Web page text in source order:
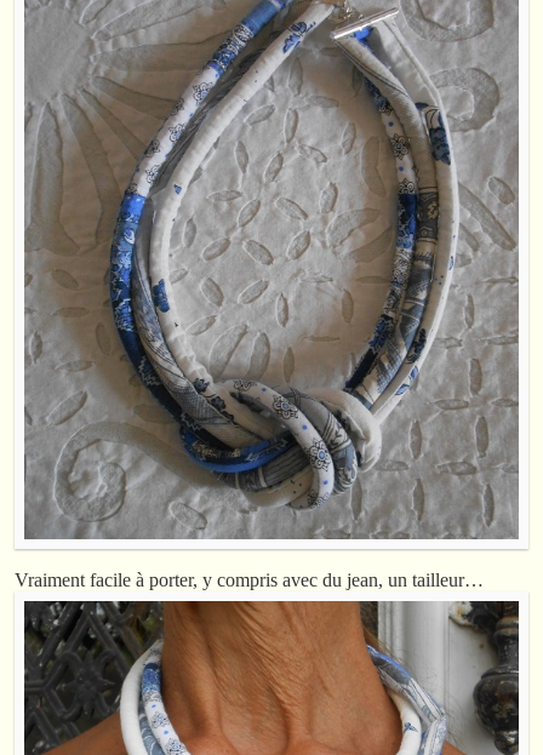
Vraiment facile à porter, y compris avec du jean, un tailleur…